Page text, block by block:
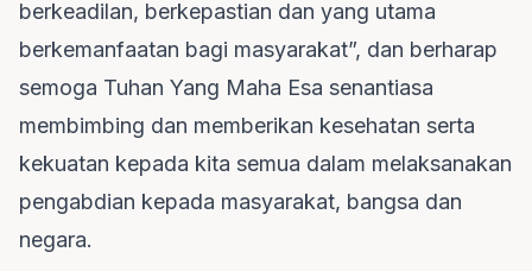
berkeadilan, berkepastian dan yang utama
berkemanfaatan bagi masyarakat”, dan berharap
semoga Tuhan Yang Maha Esa senantiasa
membimbing dan memberikan kesehatan serta
kekuatan kepada kita semua dalam melaksanakan
pengabdian kepada masyarakat, bangsa dan
negara.